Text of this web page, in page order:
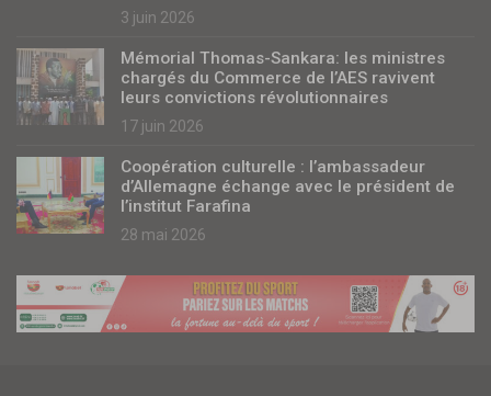
3 juin 2026
Mémorial Thomas-Sankara: les ministres
chargés du Commerce de l’AES ravivent
leurs convictions révolutionnaires
17 juin 2026
Coopération culturelle : l’ambassadeur
d’Allemagne échange avec le président de
l’institut Farafina
28 mai 2026